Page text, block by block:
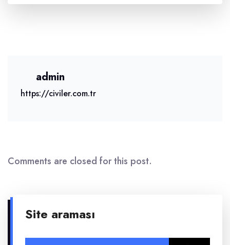
admin
https://civiler.com.tr
Comments are closed for this post.
Site araması